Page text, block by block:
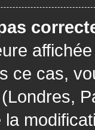
ce cas,
la